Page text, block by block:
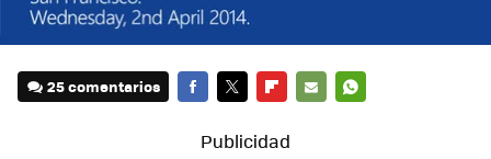
25 comentarios